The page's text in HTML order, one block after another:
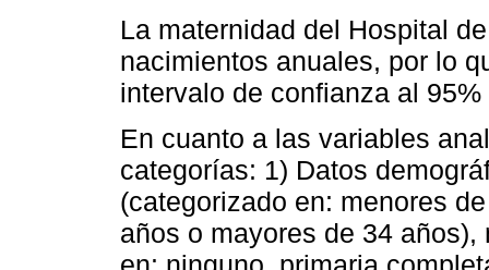
La maternidad del Hospital
nacimientos anuales, por lo
intervalo de confianza al
En cuanto a las variables
categorías: 1) Datos
(categorizado en: menores
años o mayores de 34